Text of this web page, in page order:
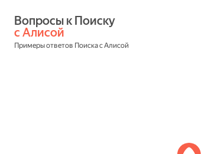
с Алисой
Примеры ответов Поиска с Алисой